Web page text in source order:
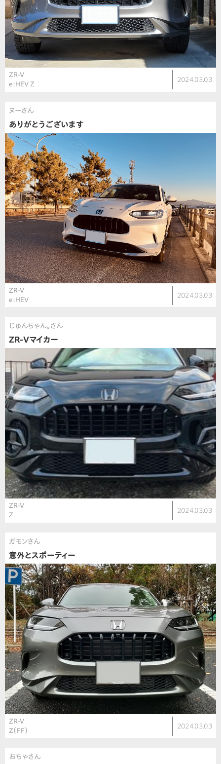
ZR-V
e:HEV Z
2024.03.03
ヌーさん
ありがとうございます
ZR-V
e:HEV
2024.03.03
じゅんちゃん。さん
ZR-Vマイカー
ZR-V
Z
2024.03.03
ガモンさん
意外とスポーティー
ZR-V
Z（FF）
2024.03.03
おちゃさん